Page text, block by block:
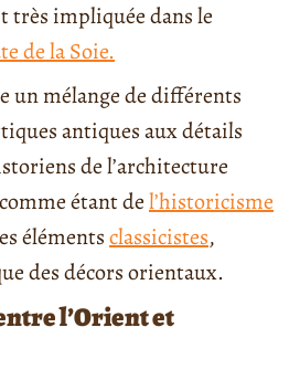
très impliquée dans le
de la Soie.
un mélange de différents
antiques aux détails
de l’architecture
étant del’historicisme
élémentsclassicistes,
des décors orientaux.
l’Orient et